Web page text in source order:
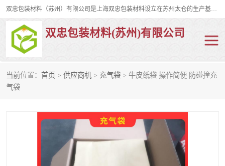
双忠包装材料（苏州）有限公司是上海双忠包装材料设立在苏州太仓的生产基地，占地约2万平米，产品主要有打孔缠绕膜，拉伸蜂窝纸，集装箱充气袋，滑托板，打包带，裹包网兜，防滑纸等箱体和托盘的运输和保护性包材。固永包材®，GooYon Pack®，是我们保护性包装材料的专属品牌。
双忠包装材料(苏州)有限公司
当前位置： 首页 > 供应商机 > 充气袋 > 牛皮纸袋 操作简便 防碰撞充
气袋打孔缠绕膜
裹包网兜 纤维打包带
充气袋
缠绕膜